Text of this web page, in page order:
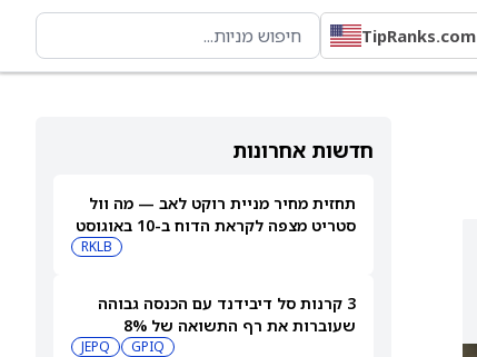
TipRanks.com
חדשות אחרונות
תחזית מחיר מניית רוקט לאב — מה וול
סטריט מצפה לקראת הדוח ב-10 באוגוסט
RKLB
3 קרנות סל דיבידנד עם הכנסה גבוהה
שעוברות את רף התשואה של 8%
GPIQ
JEPQ